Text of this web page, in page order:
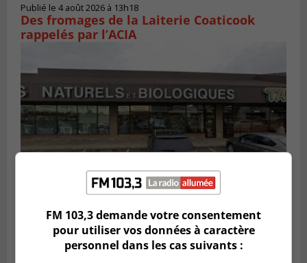
Publié le 4 août 2026 à 13h18
Des fromages de la Laiterie Coaticook
rappelés par l’ACIA
BROSSARD
Publié le 2 août 2026 à 23h04
Rappel de quatre produits alimentaires à
Brossard
FM 103,3 demande votre consentement
pour utiliser vos données à caractère
personnel dans les cas suivants :